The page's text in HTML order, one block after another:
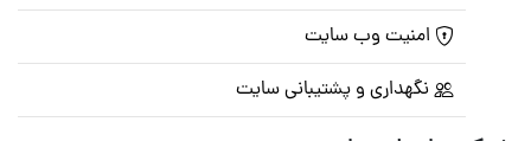
امنیت وب سایت
نگهداری و پشتیبانی سایت